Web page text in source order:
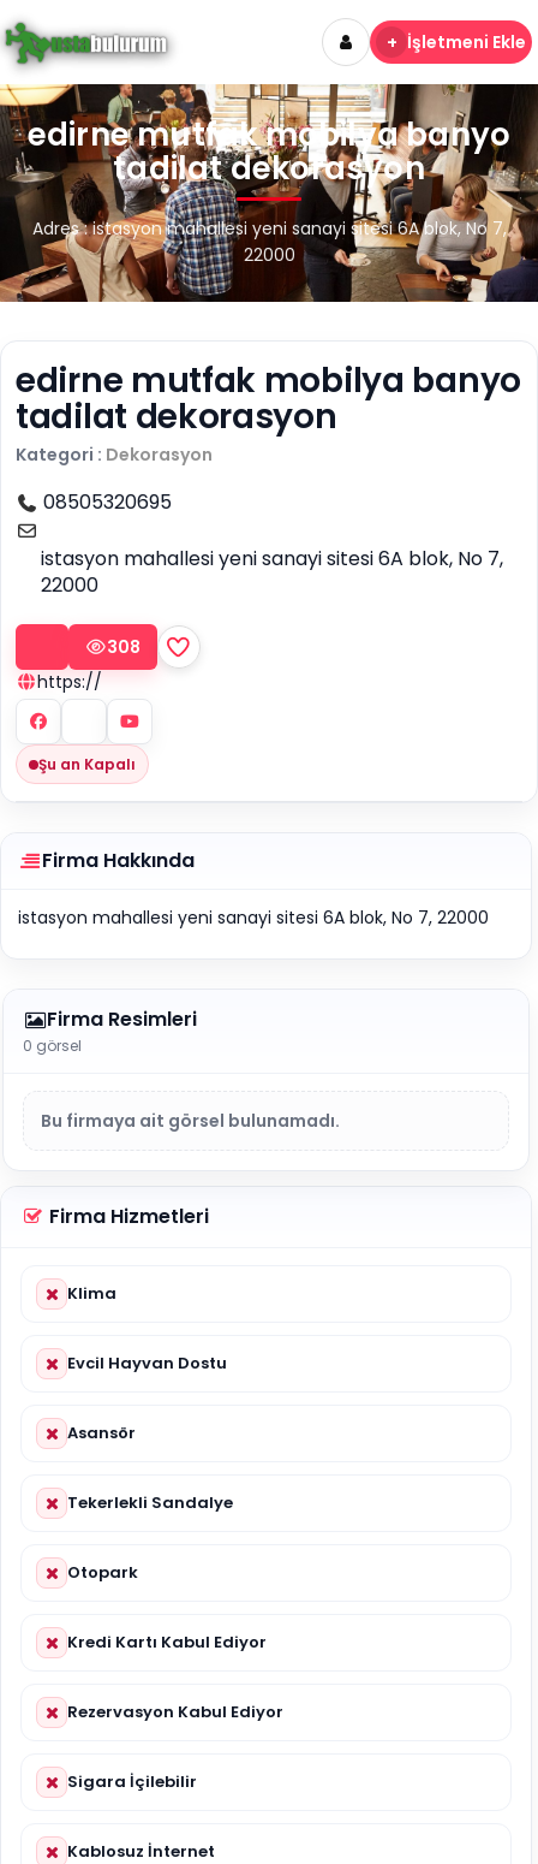
+ İşletmeni Ekle
edirne mutfak mobilya banyo
tadilat dekorasyon
Adres : istasyon mahallesi yeni sanayi sitesi 6A blok, No 7,
22000
edirne mutfak mobilya banyo
tadilat dekorasyon
Kategori : Dekorasyon
08505320695
istasyon mahallesi yeni sanayi sitesi 6A blok, No 7,
22000
308
https://
Şu an Kapalı
Firma Hakkında
istasyon mahallesi yeni sanayi sitesi 6A blok, No 7, 22000
Firma Resimleri
0 görsel
Bu firmaya ait görsel bulunamadı.
Firma Hizmetleri
Klima
Evcil Hayvan Dostu
Asansör
Tekerlekli Sandalye
Otopark
Kredi Kartı Kabul Ediyor
Rezervasyon Kabul Ediyor
Sigara İçilebilir
Kablosuz İnternet